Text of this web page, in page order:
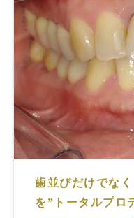
歯並びだけでな
を”トータルプロ